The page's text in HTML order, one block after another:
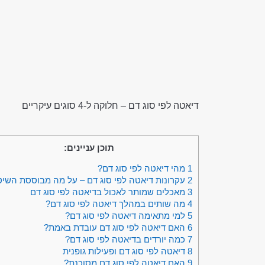
דיאטה לפי סוג דם – חלוקה ל-4 סוגים עיקריים
תוכן עניינים:
1 מהי דיאטה לפי סוג דם?
2 עקרונות דיאטה לפי סוג דם – על מה מבוססת
3 מאכלים שמותר לאכול בדיאטה לפי סוג דם
4 מה שותים במהלך דיאטה לפי סוג דם?
5 למי מתאימה דיאטה לפי סוג דם?
6 האם דיאטה לפי סוג דם עובדת באמת?
7 כמה יורדים בדיאטה לפי סוג דם?
8 דיאטה לפי סוג דם ופעילות גופנית